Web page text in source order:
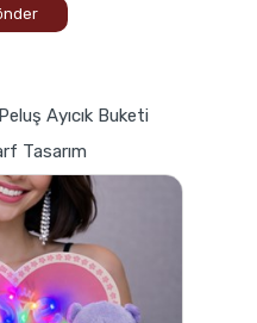
Ayıcık Buketi
Tasarım